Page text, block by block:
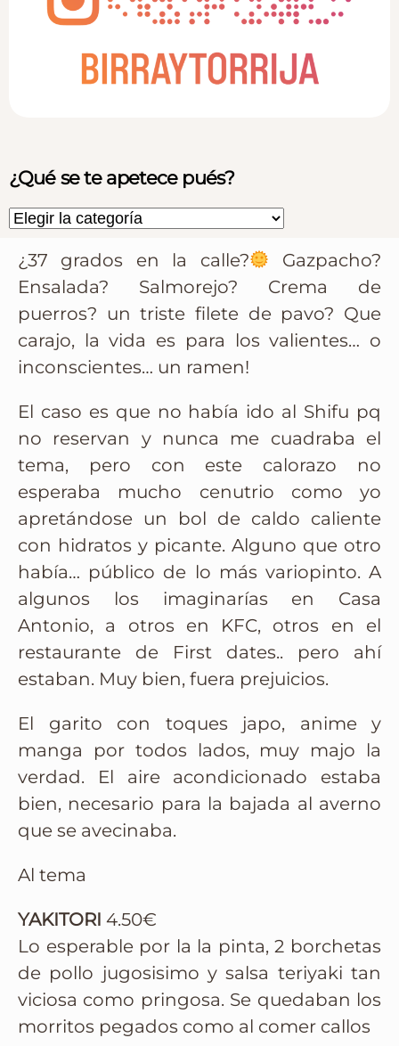
¿37 grados en la calle?
Gazpacho?
Ensalada? Salmorejo? Crema de
puerros? un triste filete de pavo? Que
carajo, la vida es para los valientes… o
inconscientes… un ramen!
El caso es que no había ido al Shifu pq
no reservan y nunca me cuadraba el
tema, pero con este calorazo no
esperaba mucho cenutrio como yo
apretándose un bol de caldo caliente
con hidratos y picante. Alguno que otro
había… público de lo más variopinto. A
algunos los imaginarías en Casa
Antonio, a otros en KFC, otros en el
restaurante de First dates.. pero ahí
estaban. Muy bien, fuera prejuicios.
El garito con toques japo, anime y
manga por todos lados, muy majo la
verdad. El aire acondicionado estaba
bien, necesario para la bajada al averno
que se avecinaba.
Al tema
YAKITORI 4.50€
Lo esperable por la la pinta, 2 borchetas
de pollo jugosisimo y salsa teriyaki tan
viciosa como pringosa. Se quedaban los
morritos pegados como al comer callos
¿Qué se te apetece pués?